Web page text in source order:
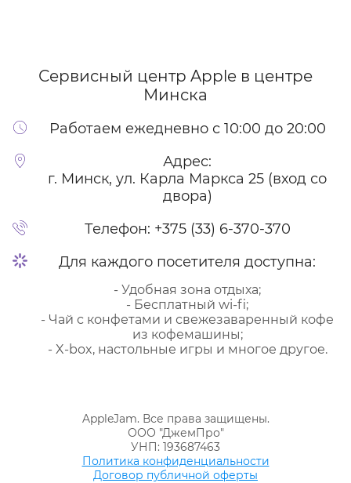
Сервисный центр Apple в центре
Минска
Работаем ежедневно с 10:00 до 20:00
Адрес:
г. Минск, ул. Карла Маркса 25 (вход со
двора)
Телефон: +375 (33) 6-370-370
Для каждого посетителя доступна:
- Удобная зона отдыха;
- Бесплатный wi-fi;
- Чай с конфетами и свежезаваренный кофе
из кофемашины;
- X-box, настольные игры и многое другое.
AppleJam. Все права защищены.
ООО "ДжемПро"
УНП: 193687463
Политика конфиденциальности
Договор публичной оферты